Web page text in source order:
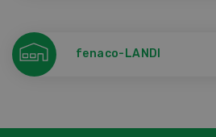
fenaco-LANDI